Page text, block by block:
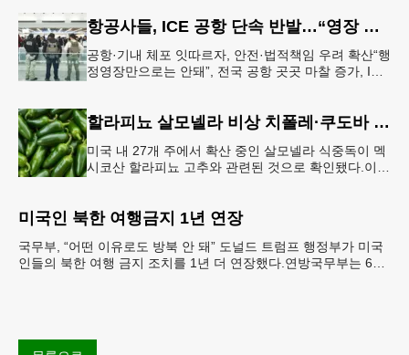
항공사들, ICE 공항 단속 반발…“영장 없인 협조 불가”
공항·기내 체포 잇따르자, 안전·법적책임 우려 확산“행
정영장만으로는 안돼”, 전국 공항 곳곳 마찰 증가, ICE
할라피뇨 살모넬라 비상 치폴레·쿠도바 긴급 회수
미국 내 27개 주에서 확산 중인 살모넬라 식중독이 멕
시코산 할라피뇨 고추와 관련된 것으로 확인됐다.이에
미국인 북한 여행금지 1년 연장
국무부, “어떤 이유로도 방북 안 돼” 도널드 트럼프 행정부가 미국
인들의 북한 여행 금지 조치를 1년 더 연장했다.연방국무부는 6일